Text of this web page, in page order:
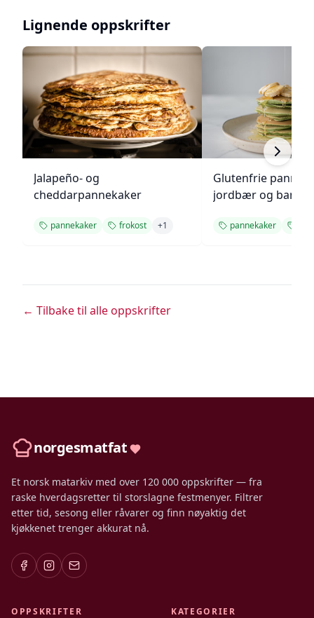
Lignende oppskrifter
Jalapeño- og
cheddarpannekaker
pannekaker frokost +1
Glutenfrie
jordbær og banan
pannekaker
← Tilbake til alle oppskrifter
norgesmatfat
Et norsk matarkiv med over 120 000 oppskrifter — fra
raske hverdagsretter til storslagne festmenyer. Filtrer
etter tid, sesong eller råvarer og finn nøyaktig det
kjøkkenet trenger akkurat nå.
OPPSKRIFTER KATEGORIER